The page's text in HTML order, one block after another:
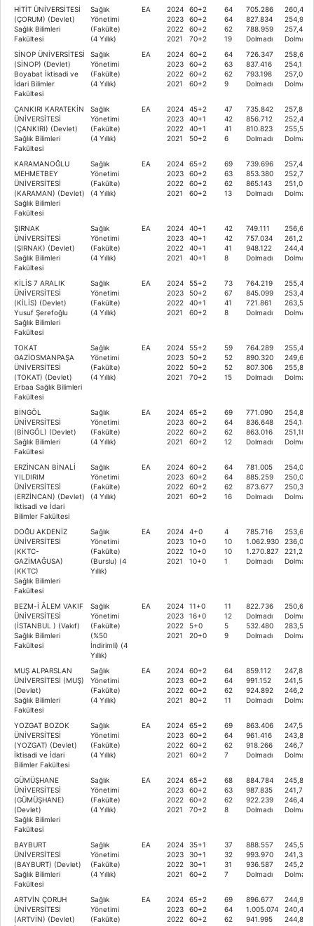
HİTİT ÜNİVERSİTESİ
(ÇORUM) (Devlet)
Sağlık Bilimleri
Fakültesi
Sağlık
Yönetimi
(Fakülte)
(4 Yıllık)
EA
2024
2023
2022
2021
60+2
60+2
60+2
70+2
64
64
62
19
705.286
827.834
788.959
Dolmadı
Dolmadı
SİNOP ÜNİVERSİTESİ
(SİNOP) (Devlet)
Boyabat İktisadi ve
İdari Bilimler
Fakültesi
Sağlık
Yönetimi
(Fakülte)
(4 Yıllık)
EA
2024
2023
2022
2021
60+2
60+2
60+2
60+2
64
63
62
9
726.347
837.416
793.198
Dolmadı
Dolmadı
ÇANKIRI KARATEKİN
ÜNİVERSİTESİ
(ÇANKIRI) (Devlet)
Sağlık Bilimleri
Fakültesi
Sağlık
Yönetimi
(Fakülte)
(4 Yıllık)
EA
2024
2023
2022
2021
45+2
40+1
40+1
50+2
47
42
41
6
735.842
856.712
810.823
Dolmadı
Dolmadı
KARAMANOĞLU
MEHMETBEY
ÜNİVERSİTESİ
(KARAMAN) (Devlet)
Sağlık Bilimleri
Fakültesi
Sağlık
Yönetimi
(Fakülte)
(4 Yıllık)
EA
2024
2023
2022
2021
65+2
60+2
60+2
60+2
69
63
62
13
739.696
853.380
865.143
Dolmadı
Dolmadı
ŞIRNAK
ÜNİVERSİTESİ
(ŞIRNAK) (Devlet)
Sağlık Bilimleri
Fakültesi
Sağlık
Yönetimi
(Fakülte)
(4 Yıllık)
EA
2024
2023
2022
2021
40+1
40+1
40+1
40+1
42
42
41
8
749.111
757.034
948.122
Dolmadı
Dolmadı
KİLİS 7 ARALIK
ÜNİVERSİTESİ
(KİLİS) (Devlet)
Yusuf Şerefoğlu
Sağlık Bilimleri
Fakültesi
Sağlık
Yönetimi
(Fakülte)
(4 Yıllık)
EA
2024
2023
2022
2021
55+2
50+2
40+1
60+2
73
67
41
8
764.219
845.099
721.861
Dolmadı
Dolmadı
TOKAT
GAZİOSMANPAŞA
ÜNİVERSİTESİ
(TOKAT) (Devlet)
Erbaa Sağlık Bilimleri
Fakültesi
Sağlık
Yönetimi
(Fakülte)
(4 Yıllık)
EA
2024
2023
2022
2021
55+2
50+2
50+2
70+2
59
52
52
15
764.289
890.320
807.306
Dolmadı
Dolmadı
BİNGÖL
ÜNİVERSİTESİ
(BİNGÖL) (Devlet)
Sağlık Bilimleri
Fakültesi
Sağlık
Yönetimi
(Fakülte)
(4 Yıllık)
EA
2024
2023
2022
2021
65+2
60+2
60+2
60+2
69
64
62
12
771.090
836.648
863.016
Dolmadı
Dolmadı
ERZİNCAN BİNALİ
YILDIRIM
ÜNİVERSİTESİ
(ERZİNCAN) (Devlet)
İktisadi ve İdari
Bilimler Fakültesi
Sağlık
Yönetimi
(Fakülte)
(4 Yıllık)
EA
2024
2023
2022
2021
60+2
60+2
60+2
60+2
64
64
62
16
781.005
885.259
873.677
Dolmadı
Dolmadı
DOĞU AKDENİZ
ÜNİVERSİTESİ
(KKTC-
GAZİMAĞUSA)
(KKTC)
Sağlık Bilimleri
Fakültesi
Sağlık
Yönetimi
(Fakülte)
(Burslu) (4
Yıllık)
EA
2024
2023
2022
2021
4+0
10+0
10+0
10+0
4
10
10
1
785.716
1.062.930
1.270.827
Dolmadı
Dolmadı
BEZM-İ ÂLEM VAKIF
ÜNİVERSİTESİ
(İSTANBUL ) (Vakıf)
Sağlık Bilimleri
Fakültesi
Sağlık
Yönetimi
(Fakülte)
(%50
İndirimli) (4
Yıllık)
EA
2024
2023
2022
2021
11+0
16+0
5+0
20+0
11
12
5
9
822.736
Dolmadı
532.480
Dolmadı
Dolmadı
Dolmadı
MUŞ ALPARSLAN
ÜNİVERSİTESİ (MUŞ)
(Devlet)
Sağlık Bilimleri
Fakültesi
Sağlık
Yönetimi
(Fakülte)
(4 Yıllık)
EA
2024
2023
2022
2021
60+2
60+2
60+2
80+2
64
64
62
11
859.112
991.152
924.892
Dolmadı
Dolmadı
YOZGAT BOZOK
ÜNİVERSİTESİ
(YOZGAT) (Devlet)
İktisadi ve İdari
Bilimler Fakültesi
Sağlık
Yönetimi
(Fakülte)
(4 Yıllık)
EA
2024
2023
2022
2021
65+2
60+2
60+2
60+2
69
64
62
7
863.406
961.416
918.266
Dolmadı
Dolmadı
GÜMÜŞHANE
ÜNİVERSİTESİ
(GÜMÜŞHANE)
(Devlet)
Sağlık Bilimleri
Fakültesi
Sağlık
Yönetimi
(Fakülte)
(4 Yıllık)
EA
2024
2023
2022
2021
65+2
60+2
60+2
70+2
68
63
62
8
884.784
987.835
922.239
Dolmadı
Dolmadı
BAYBURT
ÜNİVERSİTESİ
(BAYBURT) (Devlet)
Sağlık Bilimleri
Fakültesi
Sağlık
Yönetimi
(Fakülte)
(4 Yıllık)
EA
2024
2023
2022
2021
35+1
30+1
30+1
60+2
37
32
31
7
888.557
993.970
936.587
Dolmadı
Dolmadı
ARTVİN ÇORUH
ÜNİVERSİTESİ
(ARTVİN) (Devlet)
Sağlık
Yönetimi
(Fakülte)
EA
2024
2023
2022
65+2
60+2
60+2
69
64
62
896.677
1.005.074
941.995